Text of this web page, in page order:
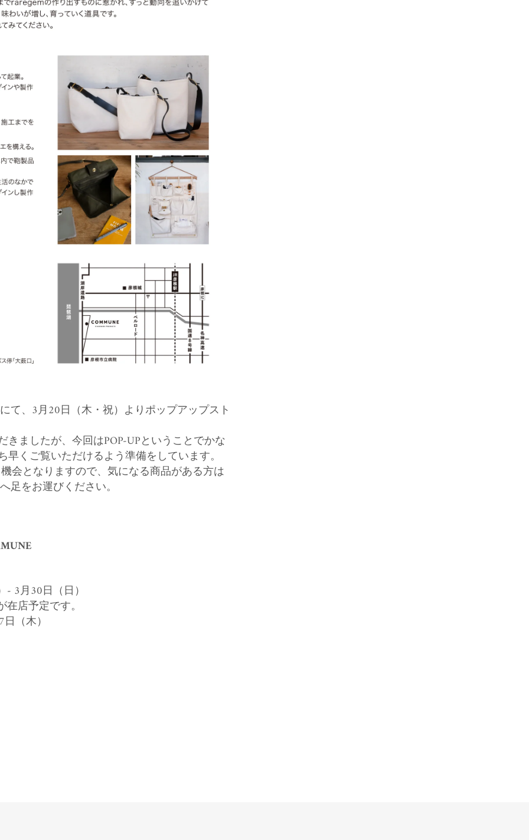
て、3月20日（木・祝）よりポップアップスト
ましたが、今回はPOP-UPということでかな
くご覧いただけるよう準備をしています。
会となりますので、気になる商品がある方は
足をお運びください。
3月30日（日）
在店予定です。
（木）